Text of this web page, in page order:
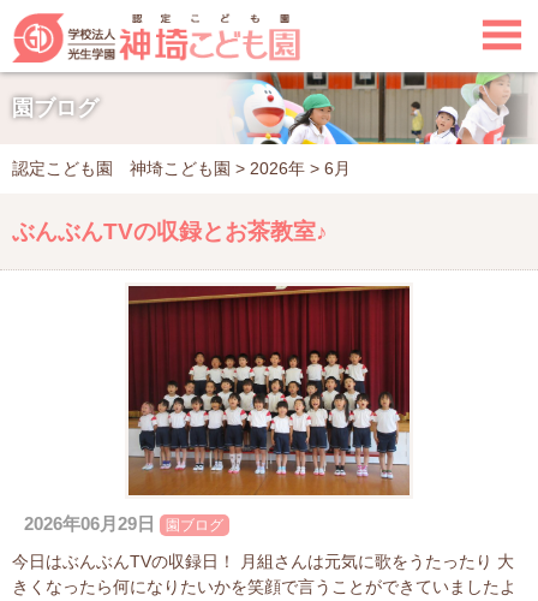

園ブログ
認定こども園 神埼こども園 > 2026年 > 6月
ぶんぶんTVの収録とお茶教室♪
2026年06月29日 園ブログ
今日はぶんぶんTVの収録日！ 月組さんは元気に歌をうたったり 大
きくなったら何になりたいかを笑顔で言うことができていましたよ